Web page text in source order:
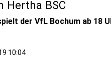
Hertha BSC
der VfL Bochum ab 18
10:04